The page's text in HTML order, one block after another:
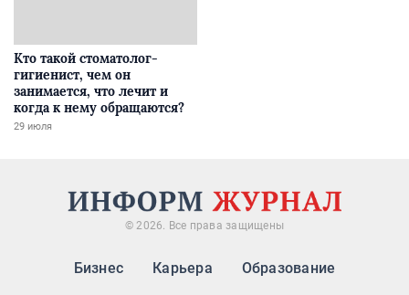
Кто такой стоматолог-
гигиенист, чем он
занимается, что лечит и
когда к нему обращаются?
29 июля
© 2026. Все права защищены
Бизнес Карьера Образование